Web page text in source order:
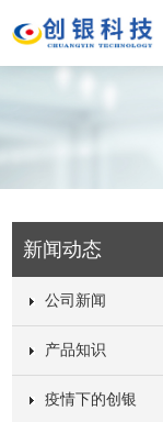
新闻动态
公司新闻
产品知识
疫情下的创银